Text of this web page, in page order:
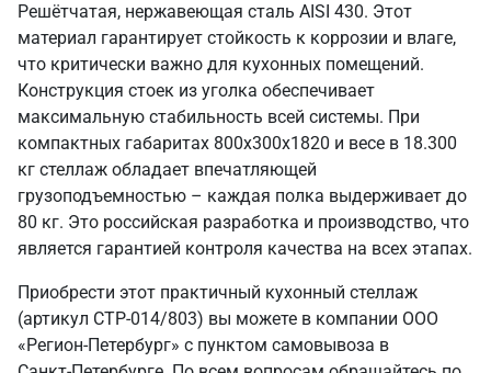
Решётчатая, нержавеющая сталь AISI 430. Этот
материал гарантирует стойкость к коррозии и влаге,
что критически важно для кухонных помещений.
Конструкция стоек из уголка обеспечивает
максимальную стабильность всей системы. При
компактных габаритах 800х300х1820 и весе в 18.300
кг стеллаж обладает впечатляющей
грузоподъемностью – каждая полка выдерживает до
80 кг. Это российская разработка и производство, что
является гарантией контроля качества на всех этапах.
Приобрести этот практичный кухонный стеллаж
(артикул СТР-014/803) вы можете в компании ООО
«Регион-Петербург» с пунктом самовывоза в